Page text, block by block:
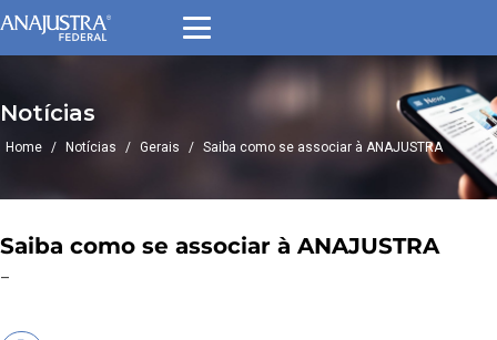
Notícias
Home / Notícias / Gerais / Saiba como se associar à ANAJUSTRA
Saiba como se associar à ANAJUSTRA
–